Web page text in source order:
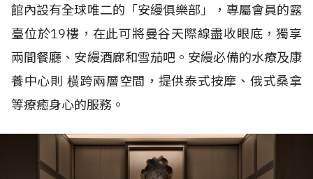
館內設有全球唯二的「安縵俱樂部」，專屬會員的露
臺位於19樓，在此可將曼谷天際線盡收眼底，獨享
兩間餐廳、安縵酒廊和雪茄吧。安縵必備的水療及康
養中心則 横跨兩層空間，提供泰式按摩、俄式桑拿
等療癒身心的服務。